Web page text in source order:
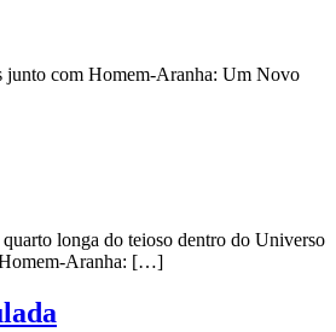
junto com Homem-Aranha: Um Novo
longa do teioso dentro do Universo
Homem-Aranha: […]